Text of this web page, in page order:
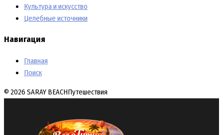
Культура и искусство
Целебные источники
Навигация
Главная
Поиск
© 2026 SARAY BEACHПутешествия